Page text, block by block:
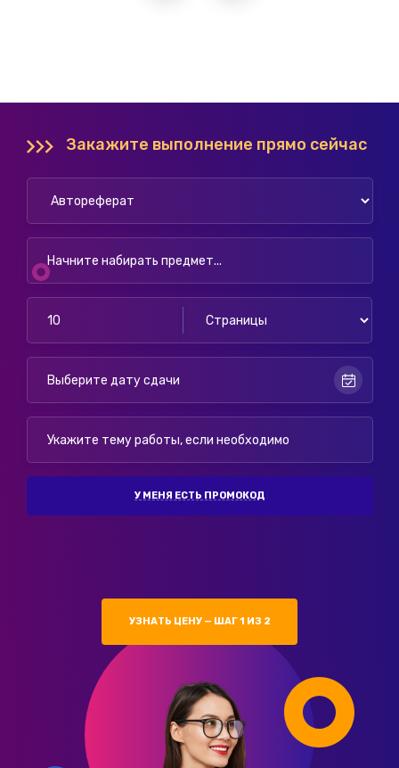
Закажите выполнение прямо сейчас
У МЕНЯ ЕСТЬ ПРОМОКОД
УЗНАТЬ ЦЕНУ — ШАГ 1 ИЗ 2